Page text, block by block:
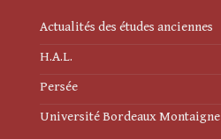
Actualités des études anciennes
H.A.L.
Persée
Université Bordeaux Montaigne